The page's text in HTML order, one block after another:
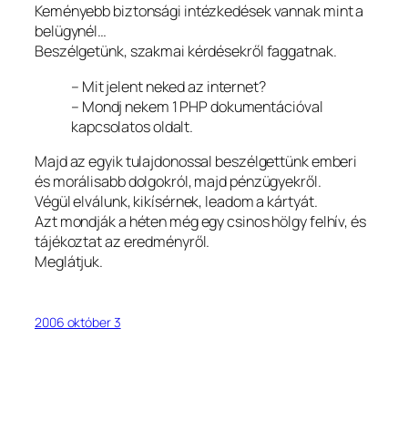
Keményebb biztonsági intézkedések vannak mint a
belügynél…
Beszélgetünk, szakmai kérdésekről faggatnak.
– Mit jelent neked az internet?
– Mondj nekem 1 PHP dokumentációval
kapcsolatos oldalt.
Majd az egyik tulajdonossal beszélgettünk emberi
és morálisabb dolgokról, majd pénzügyekről.
Végül elválunk, kikísérnek, leadom a kártyát.
Azt mondják a héten még egy csinos hölgy felhív, és
tájékoztat az eredményről.
Meglátjuk.
2006 október 3